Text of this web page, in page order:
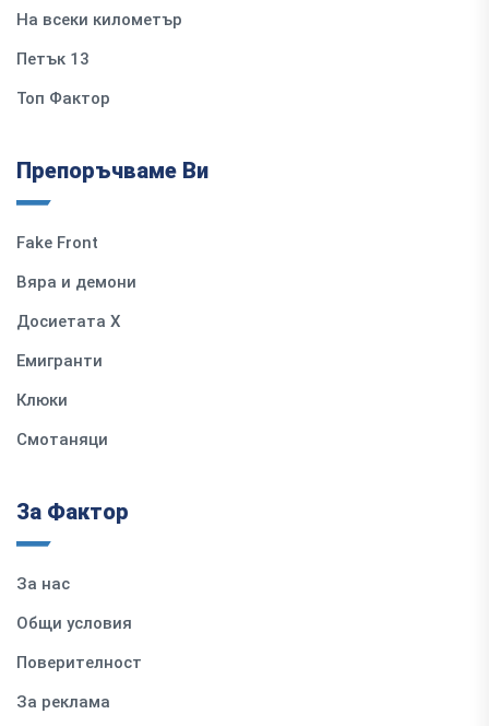
На всеки километър
Петък 13
Топ Фактор
Препоръчваме Ви
Fake Front
Вяра и демони
Досиетата Х
Емигранти
Клюки
Смотаняци
За Фактор
За нас
Общи условия
Поверителност
За реклама